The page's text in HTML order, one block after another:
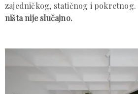
zajedničkog, statičnog i pokretnog.
ništa nije slučajno.